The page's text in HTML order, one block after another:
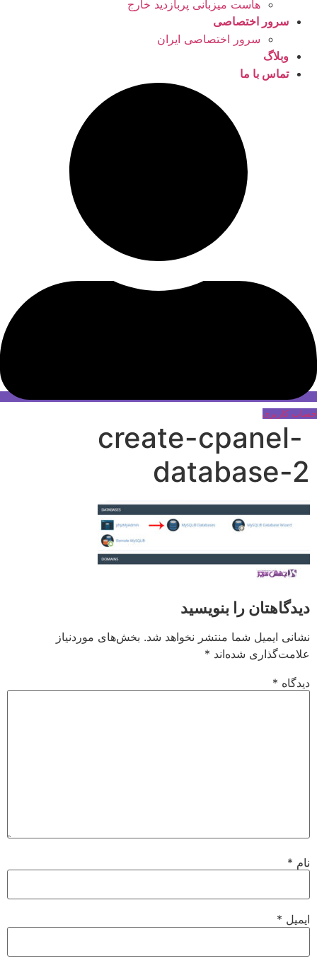
هاست میزبانی پربازدید خارج
سرور اختصاصی
سرور اختصاصی ایران
وبلاگ
تماس با ما
حساب کاربری
create-cpanel-
database-2
دیدگاهتان را بنویسید
نشانی ایمیل شما منتشر نخواهد شد. بخش‌های موردنیاز
علامت‌گذاری شده‌اند *
دیدگاه *
نام *
ایمیل *